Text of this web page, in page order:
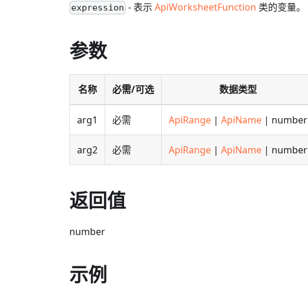
expression - 表示ApiWorksheetFunction 类的变量。
参数
名称 必需/可选 数据类型
arg1 必需 ApiRange | ApiName | number
arg2 必需 ApiRange | ApiName | number
返回值
number
示例